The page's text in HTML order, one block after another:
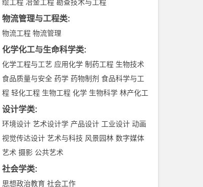
绘工程 冶金工程 勘查技术与工程
物流管理与工程类:
物流工程 物流管理
化学化工与生命科学类:
化学工程与工艺 应用化学 制药工程 生物技术
食品质量与安全 药学 药物制剂 食品科学与工
程 轻化工程 生物工程 化学 生物科学 林产化工
设计学类:
环境设计 艺术设计学 产品设计 工业设计 动画
视觉传达设计 艺术与科技 风景园林 数字媒体
艺术 摄影 公共艺术
社会学类:
思想政治教育 社会工作